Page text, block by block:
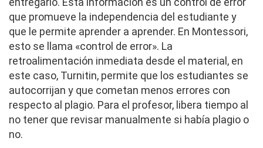
que promueve la independencia del estudiante y
que le permite aprender a aprender. En Montessori,
esto se llama «control de error». La
retroalimentación inmediata desde el material, en
este caso, Turnitin, permite que los estudiantes se
autocorrijan y que cometan menos errores con
respecto al plagio. Para el profesor, libera tiempo al
no tener que revisar manualmente si había plagio o
no.